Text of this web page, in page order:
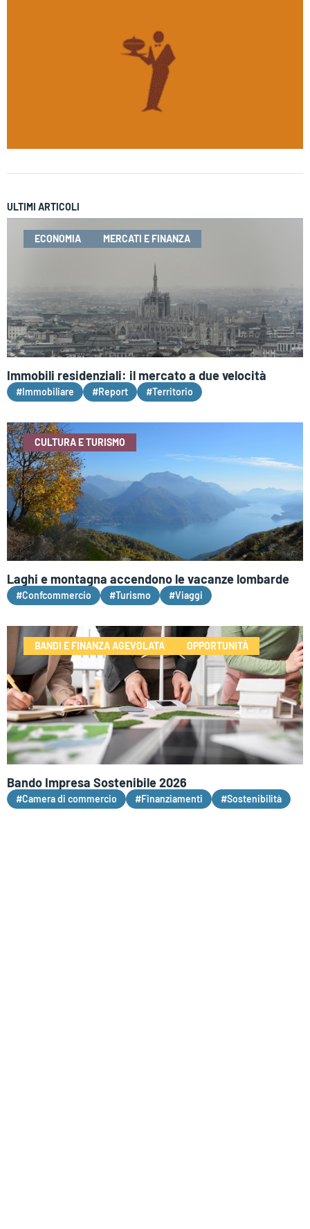
ULTIMI ARTICOLI
ECONOMIA MERCATI E FINANZA
Immobili residenziali: il mercato a due velocità
#Immobiliare #Report #Territorio
CULTURA E TURISMO
Laghi e montagna accendono le vacanze lombarde
#Confcommercio #Turismo #Viaggi
BANDI E FINANZA AGEVOLATA OPPORTUNITÀ
Bando Impresa Sostenibile 2026
#Camera di commercio #Finanziamenti #Sostenibilità